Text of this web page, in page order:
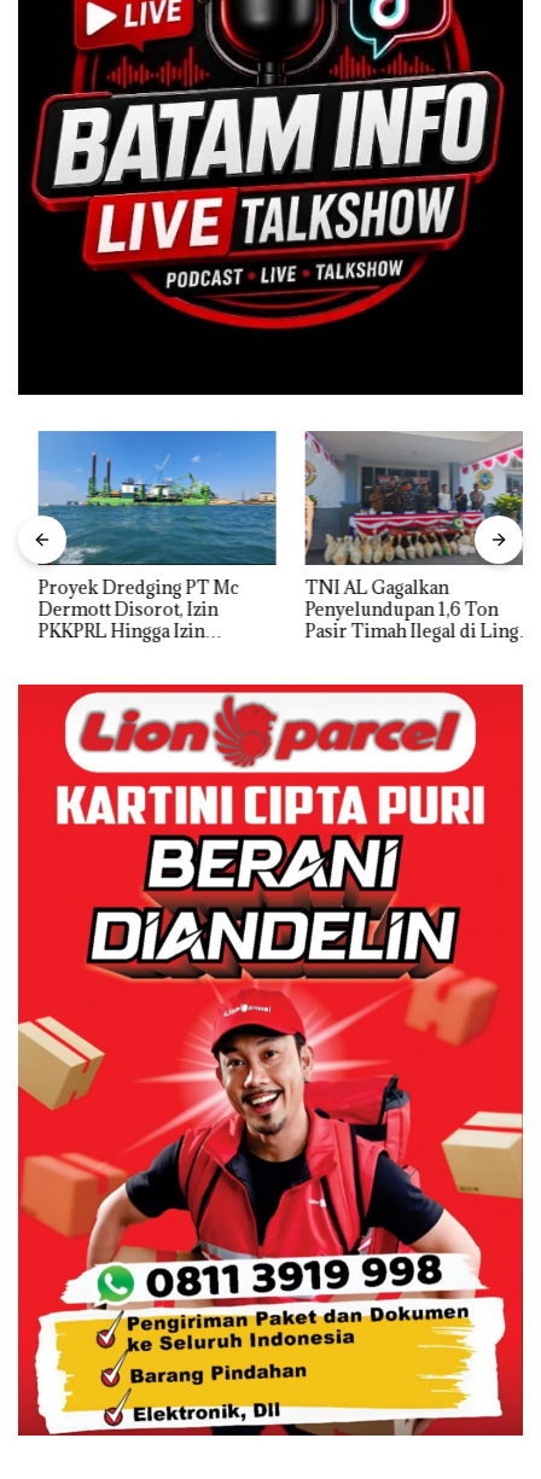
Proyek Dredging PT Mc
Dermott Disorot, Izin
PKKPRL Hingga Izin
TNI AL Gagalkan
Penyelundupan 1,6 Ton
Pasir Timah Ilegal di Lingga,
Diselundupkan ke Malaysia